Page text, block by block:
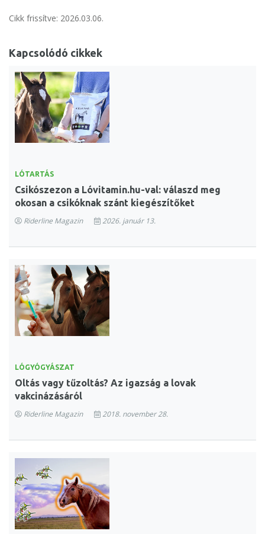
Cikk frissítve: 2026.03.06.
Kapcsolódó cikkek
LÓTARTÁS
Csikószezon a Lóvitamin.hu-val: válaszd meg
okosan a csikóknak szánt kiegészítőket
Riderline Magazin 2026. január 13.
LÓGYÓGYÁSZAT
Oltás vagy tűzoltás? Az igazság a lovak
vakcinázásáról
Riderline Magazin 2018. november 28.